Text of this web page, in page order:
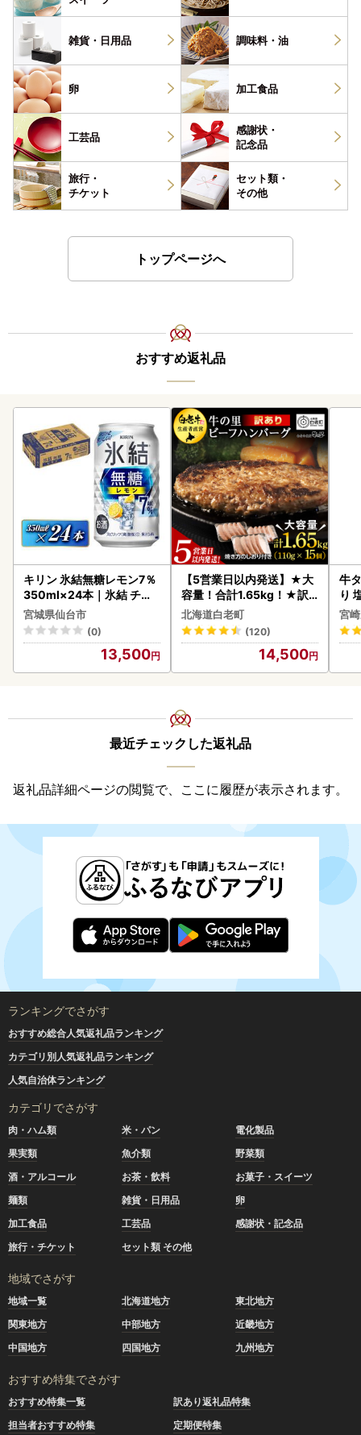
雑貨・ 日用品 調味料・ 油
卵 加工食品
工芸品
感謝状・
記念品
旅行・
チケット
セット類・
その他
トップページへ
おすすめ返礼品
キリン 氷結無糖レモン7％
350ml×24本｜氷結 チュ
ーハイ 仙台市
宮城県仙台市
(0)
13,500
【5営業日以内発送】★大
容量！合計1.65kg！★訳
あり・牛の里ビーフハンバ
ーグ(110ｇ5枚入）×3 AG
058
北海道白老町
(120)
14,500
牛
り
宮
最近チェックした返礼品
返礼品詳細ページの閲覧で、ここに履歴が表示されます。
ランキングでさがす
おすすめ総合人気返礼品ランキング
カテゴリ別人気返礼品ランキング
人気自治体ランキング
カテゴリでさがす
肉・ハム類 米・パン
電化製品
果実類
魚介類
野菜類
酒・アルコール
お茶・飲料
お菓子・スイーツ
麺類
雑貨・日用品
卵
加工食品
工芸品
感謝状・記念品
旅行・チケット
セット類 その他
地域でさがす
地域一覧 北海道地方
東北地方
関東地方
中部地方
近畿地方
中国地方
四国地方 九州地方
おすすめ特集でさがす
おすすめ特集一覧
訳あり返礼品特集
担当者おすすめ特集
定期便特集